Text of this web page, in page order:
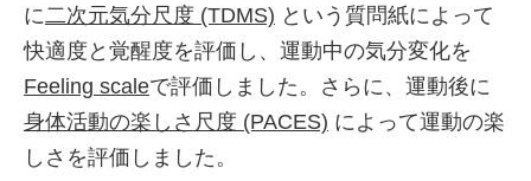
に二次元気分尺度 (TDMS) という質問紙によって
快適度と覚醒度を評価し、運動中の気分変化を
Feeling scaleで評価しました。さらに、運動後に
身体活動の楽しさ尺度 (PACES) によって運動の楽
しさを評価しました。